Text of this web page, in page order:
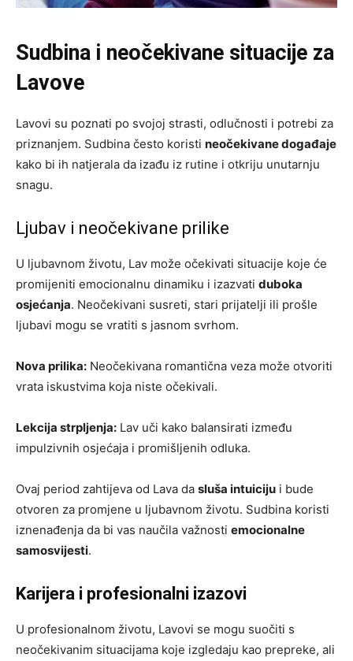
Sudbina i neočekivane situacije za
Lavove
Lavovi su poznati po svojoj strasti, odlučnosti i potrebi za
priznanjem. Sudbina često koristi neočekivane događaje
kako bi ih natjerala da izađu iz rutine i otkriju unutarnju
snagu.
Ljubav i neočekivane prilike
U ljubavnom životu, Lav može očekivati situacije koje će
promijeniti emocionalnu dinamiku i izazvati duboka
osjećanja. Neočekivani susreti, stari prijatelji ili prošle
ljubavi mogu se vratiti s jasnom svrhom.
Nova prilika: Neočekivana romantična veza može otvoriti
vrata iskustvima koja niste očekivali.
Lekcija strpljenja: Lav uči kako balansirati između
impulzivnih osjećaja i promišljenih odluka.
Ovaj period zahtijeva od Lava da sluša intuiciju i bude
otvoren za promjene u ljubavnom životu. Sudbina koristi
iznenađenja da bi vas naučila važnosti emocionalne
samosvijesti.
Karijera i profesionalni izazovi
U profesionalnom životu, Lavovi se mogu suočiti s
neočekivanim situacijama koje izgledaju kao prepreke, ali